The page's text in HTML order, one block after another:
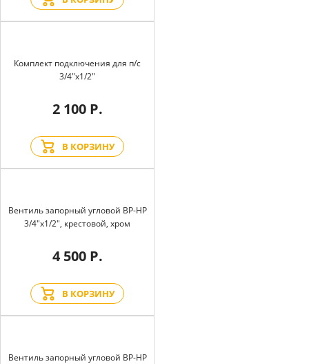
Комплект подключения для п/с
3/4"х1/2"
2 100 Р.
В КОРЗИНУ
Вентиль запорный угловой BP-HP
3/4"х1/2", крестовой, хром
4 500 Р.
В КОРЗИНУ
Вентиль запорный угловой BP-HP